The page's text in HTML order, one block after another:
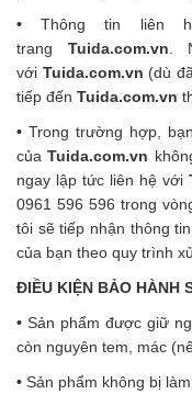
•Thông tin liên
trang Tuida.com.vn .
với Tuida.com.vn (dù
tiếp đến Tuida.com.vn
•Trong trường hợp,
củaTuida.com.vn
ngay lập tức liên hệ với
0961 596 596 trong
tôi sẽ tiếp nhận thông
của bạn theo quy trình
ĐIỀU KIỆN BẢO HÀNH
• Sản phẩm được giữ
còn nguyên tem, mác
• Sản phẩm không bị